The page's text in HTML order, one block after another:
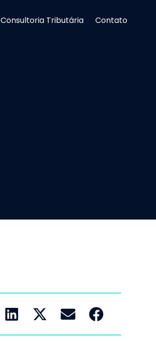
Consultoria Tributária Contato